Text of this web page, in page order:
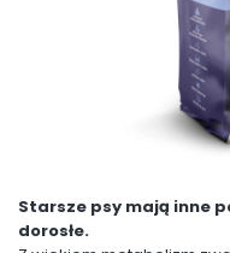
Starsze psy mają inne
dorosłe.